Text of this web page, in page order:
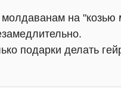
на "козью
подарки делать